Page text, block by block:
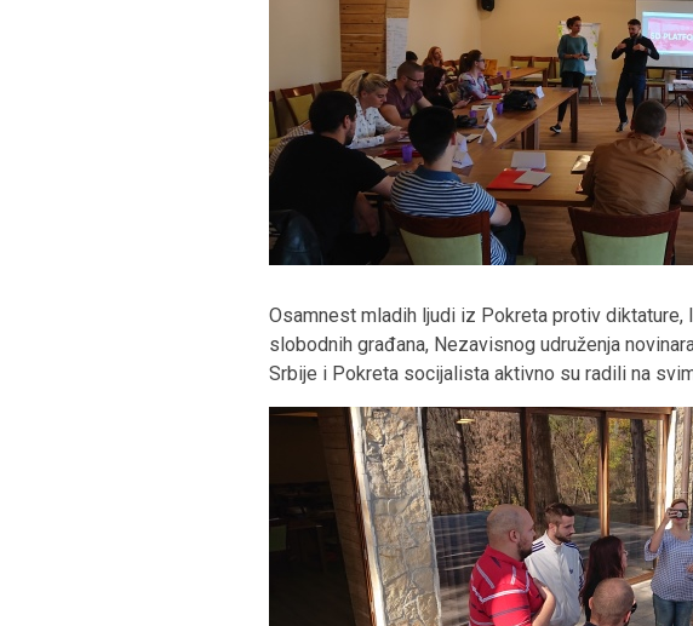
Osamnest mladih ljudi iz Pokreta protiv diktature,
slobodnih građana, Nezavisnog udruženja
Srbije i Pokreta socijalista aktivno su radili na